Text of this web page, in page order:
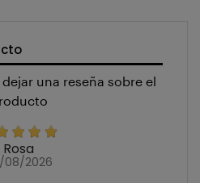
una reseña sobre el
Rosa
08/2026